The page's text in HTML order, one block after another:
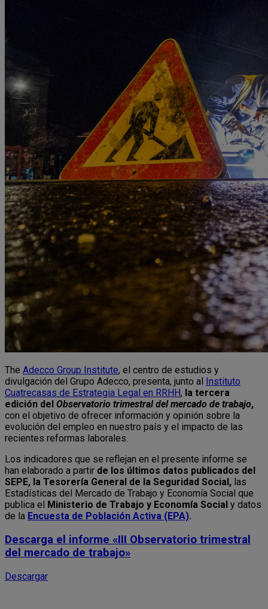
The Adecco Group Institute, el centro de estudios y
divulgación del Grupo Adecco, presenta, junto al
Instituto
Cuatrecasas de Estrategia Legal en RRHH, la tercera
edición del Observatorio trimestral del mercado de trabajo,
con el objetivo de ofrecer información y opinión sobre la
evolución del empleo en nuestro país y el impacto de las
recientes reformas laborales.
Los indicadores que se reflejan en el presente informe se
han elaborado a partir de los últimos datos publicados del
SEPE, la Tesorería General de la Seguridad Social, las
Estadísticas del Mercado de Trabajo y Economía Social que
publica el
Ministerio de Trabajo y Economía Social y datos
de la Encuesta de Población Activa (EPA).
Descarga el informe «III Observatorio trimestral
del mercado de trabajo»
Descargar